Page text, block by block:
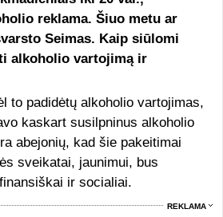
reklama. Šiuo metu ar
Seimas. Kaip siūlomi
alkoholio vartojimą ir
to padidėtų alkoholio vartojimas,
kaskart susilpninus alkoholio
abejonių, kad šie pakeitimai
sveikatai, jaunimui, bus
ir socialiai.
REKLAMA